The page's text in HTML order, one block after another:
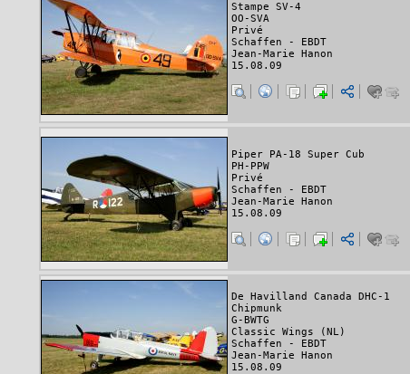
Stampe SV-4
OO-SVA
Privé
Schaffen - EBDT
Jean-Marie Hanon
15.08.09
Piper PA-18 Super Cub
PH-PPW
Privé
Schaffen - EBDT
Jean-Marie Hanon
15.08.09
De Havilland Canada DHC-1
Chipmunk
G-BWTG
Classic Wings (NL)
Schaffen - EBDT
Jean-Marie Hanon
15.08.09